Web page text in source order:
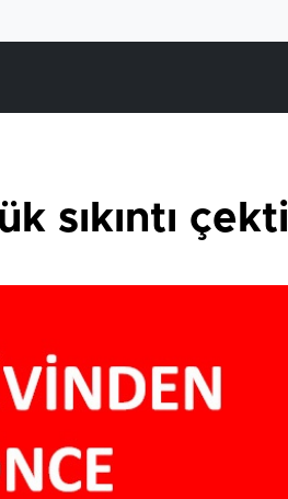
sıkıntı çekti